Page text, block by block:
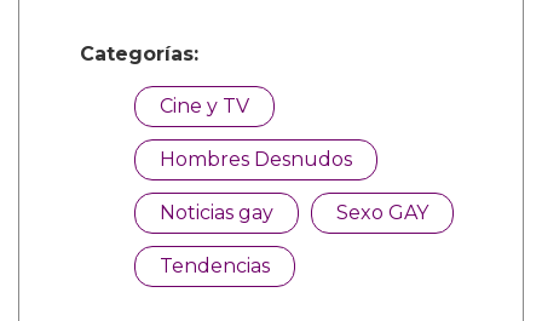
Categorías:
Cine y TV
Hombres Desnudos
Noticias gay Sexo GAY
Tendencias